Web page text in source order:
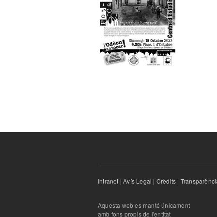
Intranet |Avís Legal | Crèdits |
Aquesta web es manté únicament
amb fons propis de l'entitat